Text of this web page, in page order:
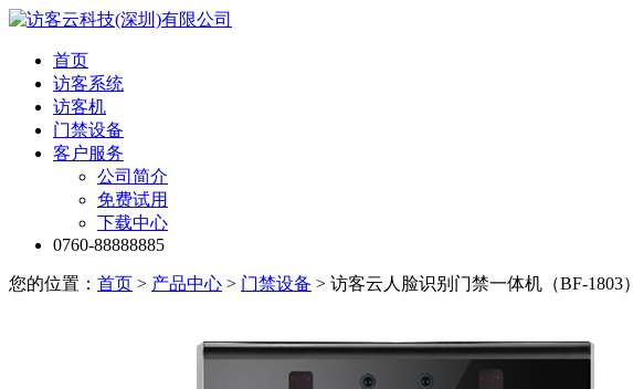
首页
访客系统
访客机
门禁设备
客户服务
公司简介
免费试用
下载中心
0760-88888885
您的位置： 首页 > 产品中心 > 门禁设备 > 访客云人脸识别门禁一体机（BF-1803）